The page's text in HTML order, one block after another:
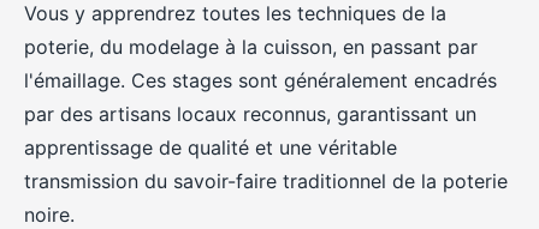
Vous y apprendrez toutes les techniques de la
poterie, du modelage à la cuisson, en passant par
l'émaillage. Ces stages sont généralement encadrés
par des artisans locaux reconnus, garantissant un
apprentissage de qualité et une véritable
transmission du savoir-faire traditionnel de la poterie
noire.